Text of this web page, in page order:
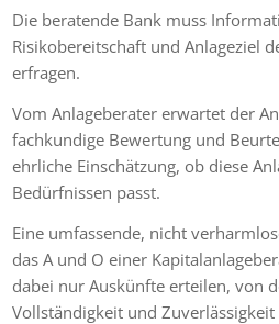
Die beratende Bank muss
Risikobereitschaft und Anlageziel
erfragen.
Vom Anlageberater erwartet der
fachkundige Bewertung und
ehrliche Einschätzung, ob diese
Bedürfnissen passt.
Eine umfassende, nicht
das A und O einer
dabei nur Auskünfte erteilen, von
Vollständigkeit und